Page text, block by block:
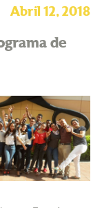
Abril 12, 2018
de